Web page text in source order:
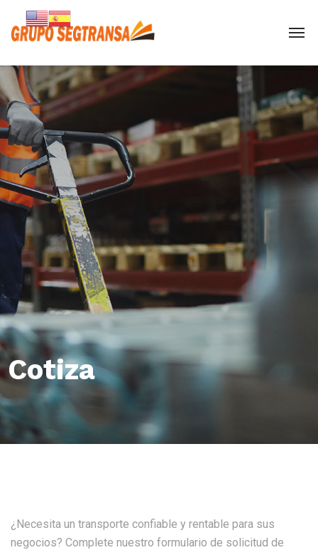
Cotiza
¿Necesita un transporte confiable y rentable para sus
negocios? Complete nuestro formulario de solicitud de